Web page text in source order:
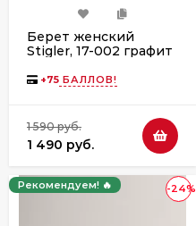
Берет женский
Stigler, 17-002 графит
+75 БАЛЛОВ!
1 590 руб.
1 490 руб.
-24%
Рекомендуем! 🔥